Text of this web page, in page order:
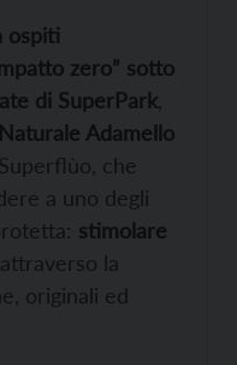
ospiti
zero” sotto
di SuperPark
Adamello
che
a uno degli
stimolare
attraverso la
originali ed